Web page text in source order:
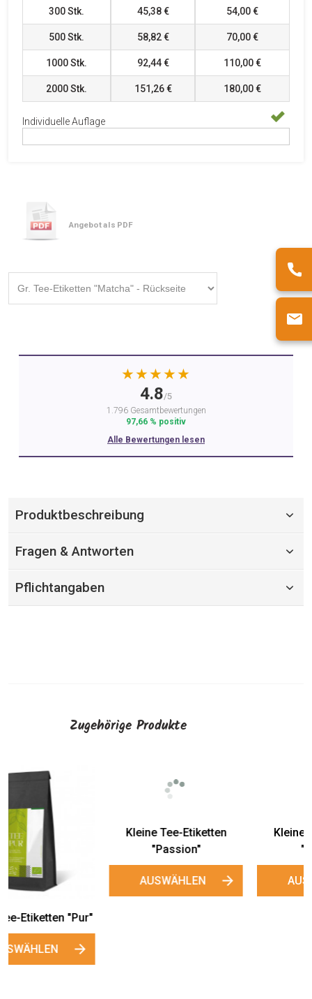
300Stk. 45,38 € 54,00 €
500Stk. 58,82 € 70,00 €
1000Stk. 92,44 € 110,00 €
2000Stk. 151,26 € 180,00 €
Individuelle Auflage
Angebot als PDF
★★★★★
4.8/5
1.796 Gesamtbewertungen
97,66 % positiv
Alle Bewertungen lesen
Produktbeschreibung
Fragen & Antworten
Pflichtangaben
Zugehörige Produkte
Kleine Tee-Etiketten
"Passion"
AUSWÄHLEN